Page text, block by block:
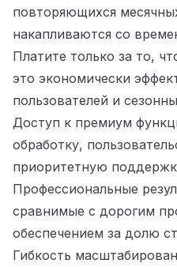
повторяющихся
накапливаются со
Платите только за то,
это экономически
пользователей и
Доступ к премиум
обработку,
приоритетную
Профессиональные
сравнимые с дорогим
обеспечением за долю
Гибкость